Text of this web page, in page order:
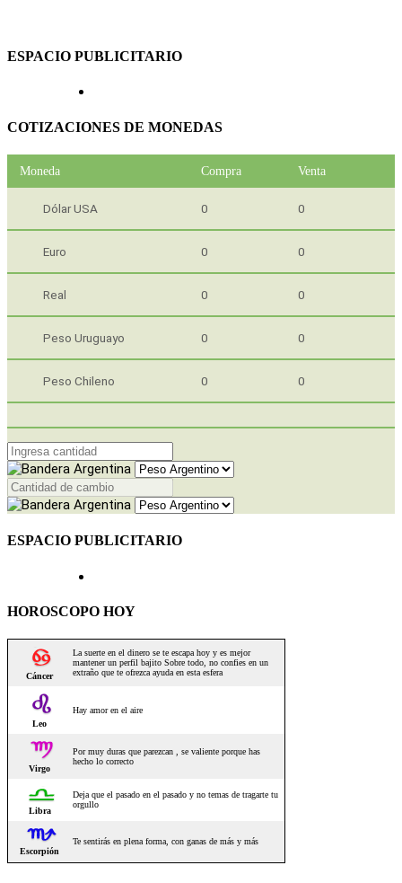
ESPACIO PUBLICITARIO
COTIZACIONES DE MONEDAS
Moneda Compra Venta
Dólar USA 0 0
Euro 0 0
Real 0 0
Peso Uruguayo 0 0
Peso Chileno 0 0
ESPACIO PUBLICITARIO
HOROSCOPO HOY